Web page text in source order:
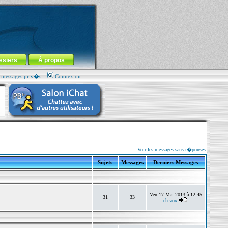
À propos
priv�s Connexion
Voir les messages sans r�ponses
Sujets Messages Derniers Messages
31 33
Ven 17 Mai 2013 à 12:45
ch-vox